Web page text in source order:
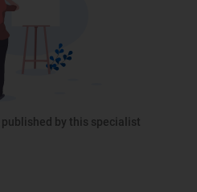
by this specialist